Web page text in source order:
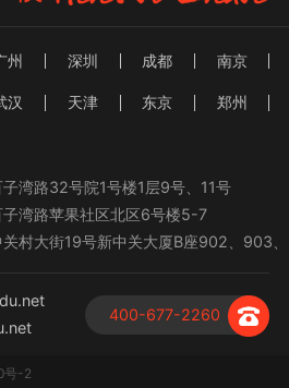
州 深圳 成都 南京
汉 天津 东京 郑州
湾路32号院1号楼1层9号、11号
湾路苹果社区北区6号楼5-7
村大街19号新中关大厦B座902、903、
400-677-2260
号-2